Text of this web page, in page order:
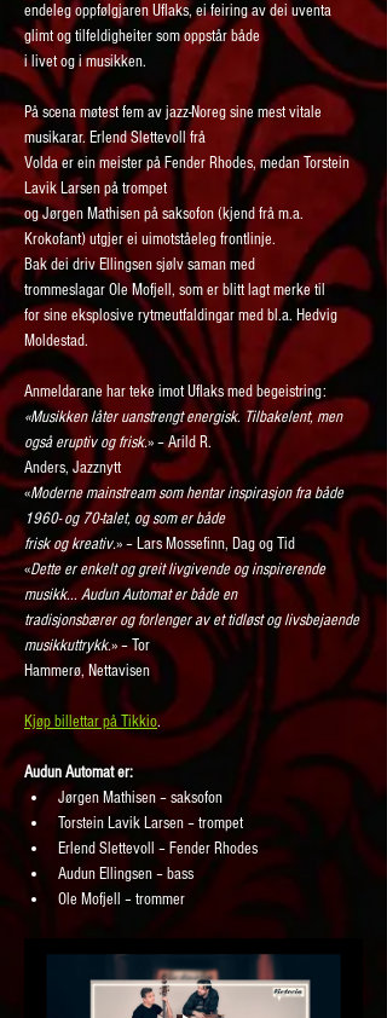
endeleg oppfølgjaren Uflaks, ei feiring av dei uventa
glimt og tilfeldigheiter som oppstår både
i livet og i musikken.
På scena møtest fem av jazz-Noreg sine mest vitale
musikarar. Erlend Slettevoll frå
Volda er ein meister på Fender Rhodes, medan Torstein
Lavik Larsen på trompet
og Jørgen Mathisen på saksofon (kjend frå m.a.
Krokofant) utgjer ei uimotståeleg frontlinje.
Bak dei driv Ellingsen sjølv saman med
trommeslagar Ole Mofjell, som er blitt lagt merke til
for sine eksplosive rytmeutfaldingar med bl.a. Hedvig
Moldestad.
Anmeldarane har teke imot Uflaks med begeistring:
«Musikken låter uanstrengt energisk. Tilbakelent, men
også eruptiv og frisk.» – Arild R.
Anders, Jazznytt
«Moderne mainstream som hentar inspirasjon fra både
1960- og 70-talet, og som er både
frisk og kreativ.» – Lars Mossefinn, Dag og Tid
«Dette er enkelt og greit livgivende og inspirerende
musikk... Audun Automat er både en
tradisjonsbærer og forlenger av et tidløst og livsbejaende
musikkuttrykk.» – Tor
Hammerø, Nettavisen
Kjøp billettar på Tikkio.
Audun Automat er:
Jørgen Mathisen – saksofon
Torstein Lavik Larsen – trompet
Erlend Slettevoll – Fender Rhodes
Audun Ellingsen – bass
Ole Mofjell – trommer